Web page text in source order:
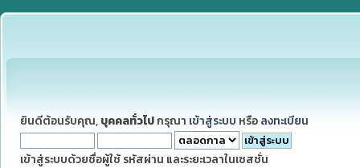
ยินดีต้อนรับคุณ, บุคคลทั่วไปกรุณา เข้าสู่ระบบ หรือ ลงทะเบียน
เข้าสู่ระบบด้วยชื่อผู้ใช้ รหัสผ่าน และระยะเวลาในเซสชั่น